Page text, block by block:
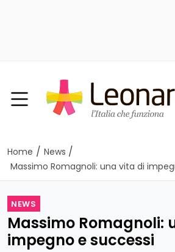
Home / News /
Massimo Romagnoli: una vita di
NEWS
Massimo Romagnoli:
impegno e successi